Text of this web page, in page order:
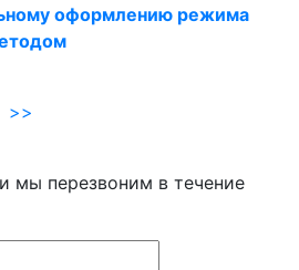
оформлению режима
>>
мы перезвоним в течение